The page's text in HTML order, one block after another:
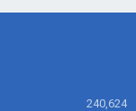
240,624